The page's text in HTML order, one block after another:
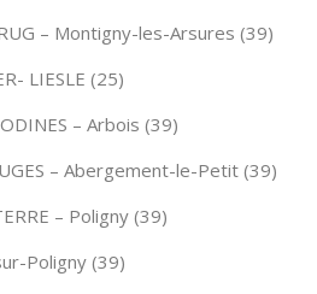
– Montigny-les-Arsures (39)
LIESLE (25)
– Arbois (39)
– Abergement-le-Petit (39)
– Poligny (39)
Poligny (39)